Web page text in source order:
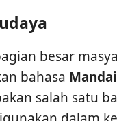
besar
bahasa
salah satu